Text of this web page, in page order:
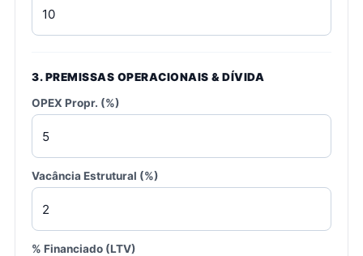
3. PREMISSAS OPERACIONAIS & DÍVIDA
OPEX Propr. (%)
Vacância Estrutural (%)
% Financiado (LTV)